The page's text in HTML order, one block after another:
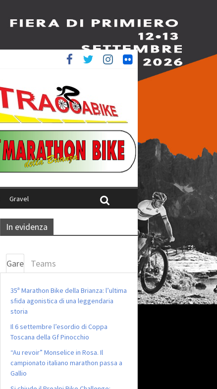
Gravel
In evidenza
Gare Teams
35ª Marathon Bike della Brianza: l’ultima
sfida agonistica di una leggendaria
storia
Il 6 settembre l’esordio di Coppa
Toscana della Gf Pinocchio
“Au revoir” Monselice in Rosa. Il
campionato italiano marathon passa a
Gallio